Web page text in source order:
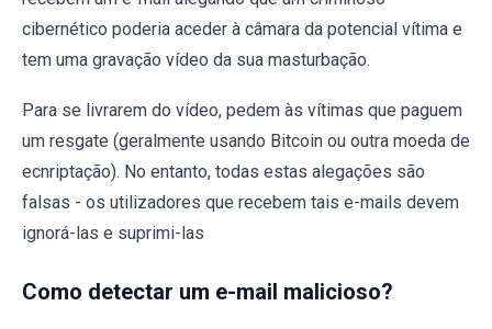
cibernético poderia aceder à câmara da potencial vítima e
tem uma gravação vídeo da sua masturbação.
Para se livrarem do vídeo, pedem às vítimas que paguem
um resgate (geralmente usando Bitcoin ou outra moeda de
ecnriptação). No entanto, todas estas alegações são
falsas - os utilizadores que recebem tais e-mails devem
ignorá-las e suprimi-las
Como detectar um e-mail malicioso?